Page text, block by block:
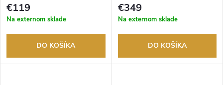
tovaru. Autorizovaný predajca.
€119
Na externom sklade
DO KOŠÍKA
tovaru. Autorizovaný predajca.
€349
Na externom sklade
DO KOŠÍKA